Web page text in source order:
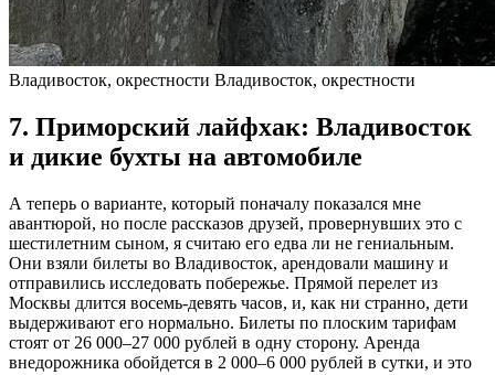
Владивосток, окрестности Владивосток, окрестности
7. Приморский лайфхак: Владивосток
и дикие бухты на автомобиле
А теперь о варианте, который поначалу показался мне
авантюрой, но после рассказов друзей, провернувших это с
шестилетним сыном, я считаю его едва ли не гениальным.
Они взяли билеты во Владивосток, арендовали машину и
отправились исследовать побережье. Прямой перелет из
Москвы длится восемь-девять часов, и, как ни странно, дети
выдерживают его нормально. Билеты по плоским тарифам
стоят от 26 000–27 000 рублей в одну сторону. Аренда
внедорожника обойдется в 2 000–6 000 рублей в сутки, и это